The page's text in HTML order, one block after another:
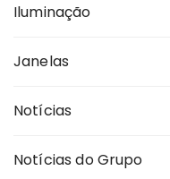
Iluminação
Janelas
Notícias
Notícias do Grupo